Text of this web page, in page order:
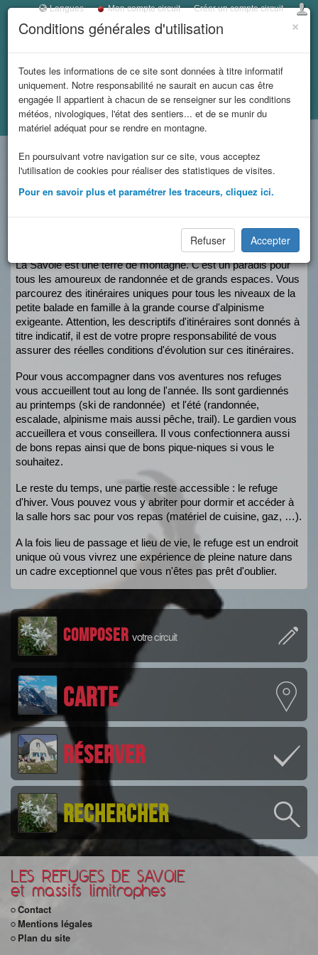
×
Conditions générales d'utilisation
Toutes les informations de ce site sont données à titre informatif
uniquement. Notre responsabilité ne saurait en aucun cas être
engagée Il appartient à chacun de se renseigner sur les conditions
météos, nivologiques, l'état des sentiers... et de se munir du
matériel adéquat pour se rendre en montagne.
En poursuivant votre navigation sur ce site, vous acceptez
l'utilisation de cookies pour réaliser des statistiques de visites.
Pour en savoir plus et paramétrer les traceurs, cliquez ici.
Refuser Accepter
Langues Mon compte circuit Créer un compte circuit
LES REFUGES DE
SAVOIE
et massifs
limitrophes
5 0 22
Autant de portes ouvertes sur la montagne
La Savoie est une terre de montagne. C'est un paradis pour
tous les amoureux de randonnée et de grands espaces. Vous
parcourez des itinéraires uniques pour tous les niveaux de la
petite balade en famille à la grande course d'alpinisme
exigeante. Attention, les descriptifs d'itinéraires sont donnés à
titre indicatif, il est de votre propre responsabilité de vous
assurer des réelles conditions d'évolution sur ces itinéraires.
Pour vous accompagner dans vos aventures nos refuges
vous accueillent tout au long de l'année. Ils sont gardiennés
au printemps (ski de randonnée)  et l'été (randonnée,
escalade, alpinisme mais aussi pêche, trail). Le gardien vous
accueillera et vous conseillera. Il vous confectionnera aussi
de bons repas ainsi que de bons pique-niques si vous le
souhaitez.
Le reste du temps, une partie reste accessible : le refuge
d'hiver. Vous pouvez vous y abriter pour dormir et accéder à
la salle hors sac pour vos repas (matériel de cuisine, gaz, …).
A la fois lieu de passage et lieu de vie, le refuge est un endroit
unique où vous vivrez une expérience de pleine nature dans
un cadre exceptionnel que vous n'êtes pas prêt d'oublier.
Composer votre circuit
Carte
Réserver
Rechercher
LES REFUGES DE SAVOIE
et massifs limitrophes
Contact
Mentions légales
Plan du site